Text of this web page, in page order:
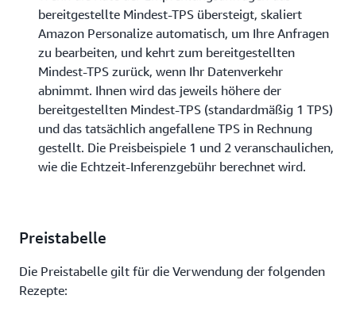
bereitgestellte Mindest-TPS übersteigt, skaliert
Amazon Personalize automatisch, um Ihre Anfragen
zu bearbeiten, und kehrt zum bereitgestellten
Mindest-TPS zurück, wenn Ihr Datenverkehr
abnimmt. Ihnen wird das jeweils höhere der
bereitgestellten Mindest-TPS (standardmäßig 1 TPS)
und das tatsächlich angefallene TPS in Rechnung
gestellt. Die Preisbeispiele 1 und 2 veranschaulichen,
wie die Echtzeit-Inferenzgebühr berechnet wird.
Preistabelle
Die Preistabelle gilt für die Verwendung der folgenden
Rezepte: